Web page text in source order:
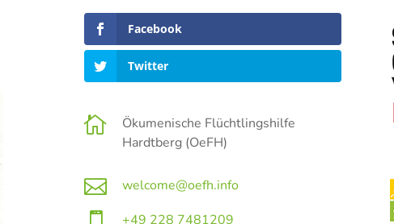
Facebook
Twitter

Ökumenische Flüchtlingshilfe
Hardtberg (OeFH)
 welcome@oefh.info
+49 228 7481209